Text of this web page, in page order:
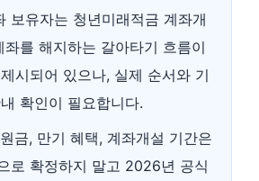
보유자는 청년미래적금 계좌개
좌를 해지하는 갈아타기 흐름이
시되어 있으나, 실제 순서와 기
확인이 필요합니다.
금, 만기 혜택, 계좌개설 기간은
로 확정하지 말고 2026년 공식